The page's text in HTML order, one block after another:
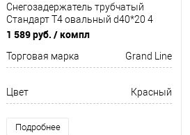
Снегозадержатель трубчатый
Стандарт Т4 овальный d40*20 4
кронштейна
3000мм Grand Line
1 589 руб. / компл
Торговая марка Grand Line
Цвет Красный
Подробнее